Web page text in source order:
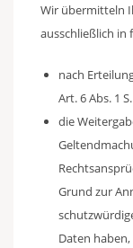
Wir übermitteln
ausschließlich in
nach
Art. 6 Abs. 1
die
Grund zur
Daten haben,